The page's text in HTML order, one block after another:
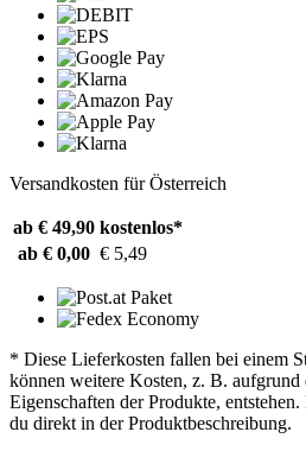
Versandkosten für Österreich
ab € 49,90 kostenlos*
ab € 0,00 € 5,49
* Diese Lieferkosten fallen bei einem
können weitere Kosten, z. B. aufgrund
Eigenschaften der Produkte,
du direkt in der Produktbeschreibung.